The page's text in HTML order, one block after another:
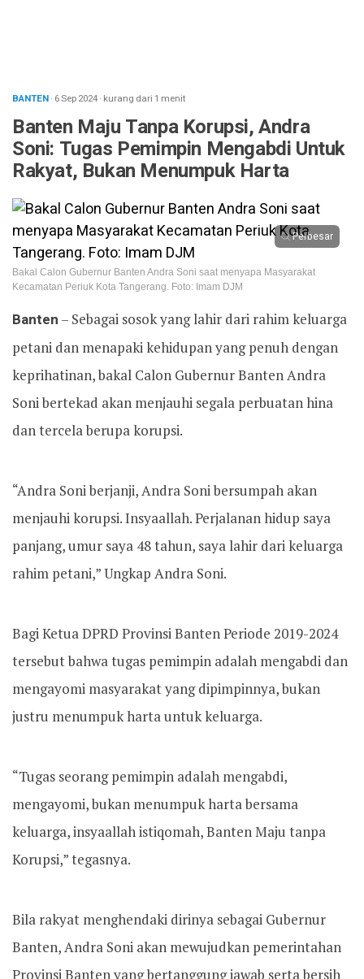
BANTEN· 6 Sep 2024· kurang dari 1 menit
Banten Maju Tanpa Korupsi, Andra
Soni: Tugas Pemimpin Mengabdi Untuk
Rakyat, Bukan Menumpuk Harta
Perbesar
Bakal Calon Gubernur Banten Andra Soni saat menyapa Masyarakat
Kecamatan Periuk Kota Tangerang. Foto: Imam DJM
Banten – Sebagai sosok yang lahir dari rahim keluarga
petani dan menapaki kehidupan yang penuh dengan
keprihatinan, bakal Calon Gubernur Banten Andra
Soni bertekad akan menjauhi segala perbuatan hina
dan tercela berupa korupsi.
“Andra Soni berjanji, Andra Soni bersumpah akan
menjauhi korupsi. Insyaallah. Perjalanan hidup saya
panjang, umur saya 48 tahun, saya lahir dari keluarga
rahim petani,” Ungkap Andra Soni.
Bagi Ketua DPRD Provinsi Banten Periode 2019-2024
tersebut bahwa tugas pemimpin adalah mengabdi dan
mengayomi masyarakat yang dipimpinnya, bukan
justru menumpuk harta untuk keluarga.
“Tugas seorang pemimpin adalah mengabdi,
mengayomi, bukan menumpuk harta bersama
keluarga, insyaallah istiqomah, Banten Maju tanpa
Korupsi,” tegasnya.
Bila rakyat menghendaki dirinya sebagai Gubernur
Banten, Andra Soni akan mewujudkan pemerintahan
Provinsi Banten yang bertanggung jawab serta bersih